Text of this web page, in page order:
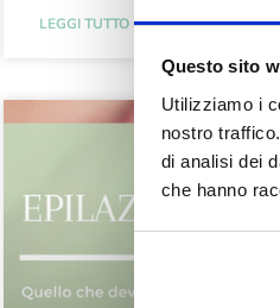
Questo sito
Utilizziamo i
nostro
di analisi dei
che hanno
LEGGI TUTTO »